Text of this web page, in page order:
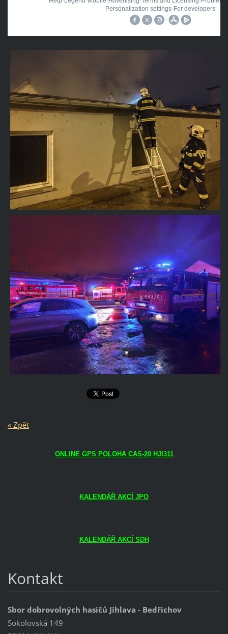
« Zpět
ONLINE GPS POLOHA CAS-20 HJI311
KALENDÁŘ AKCÍ JPO
KALENDÁŘ AKCÍ SDH
Kontakt
Sbor dobrovolných hasičů Jihlava - Bedřichov
Sokolovská 149